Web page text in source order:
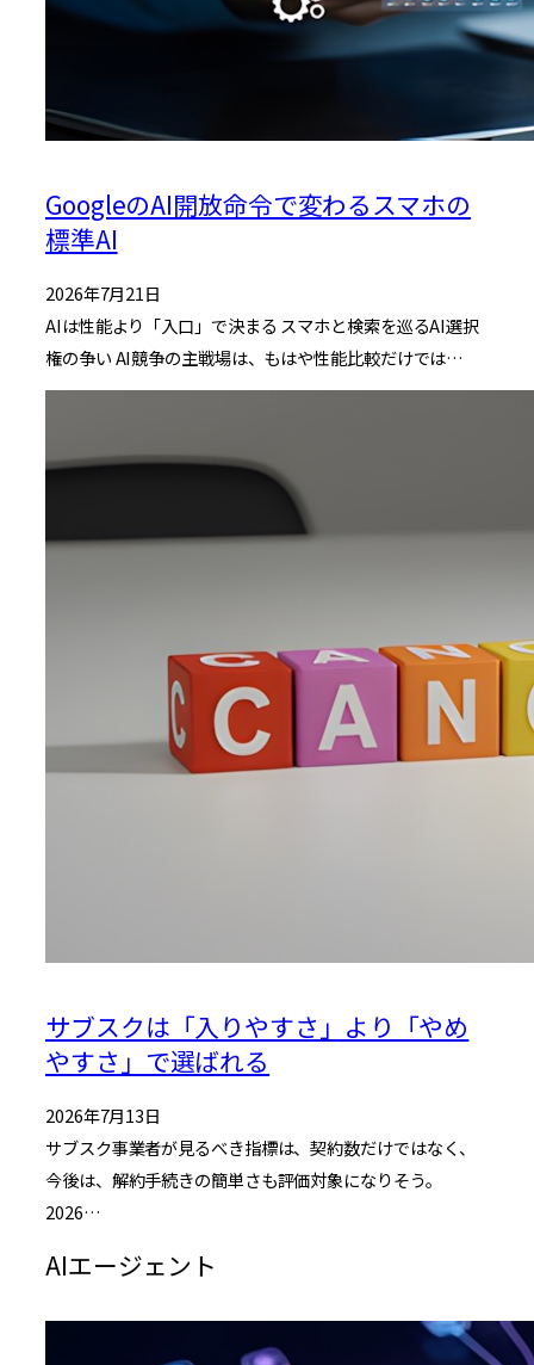
GoogleのAI開放命令で変わるスマホの
標準AI
2026年7月21日
AIは性能より「入口」で決まる スマホと検索を巡るAI選択
権の争い AI競争の主戦場は、もはや性能比較だけでは…
サブスクは「入りやすさ」より「やめ
やすさ」で選ばれる
2026年7月13日
サブスク事業者が見るべき指標は、契約数だけではなく、
今後は、解約手続きの簡単さも評価対象になりそう。
2026…
AIエージェント